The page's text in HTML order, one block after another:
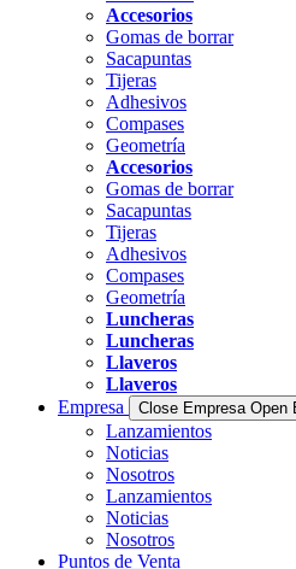
Accesorios
Gomas de borrar
Sacapuntas
Tijeras
Adhesivos
Compases
Geometría
Accesorios
Gomas de borrar
Sacapuntas
Tijeras
Adhesivos
Compases
Geometría
Luncheras
Luncheras
Llaveros
Llaveros
Empresa
Close Empresa Open
Lanzamientos
Noticias
Nosotros
Lanzamientos
Noticias
Nosotros
Puntos de Venta